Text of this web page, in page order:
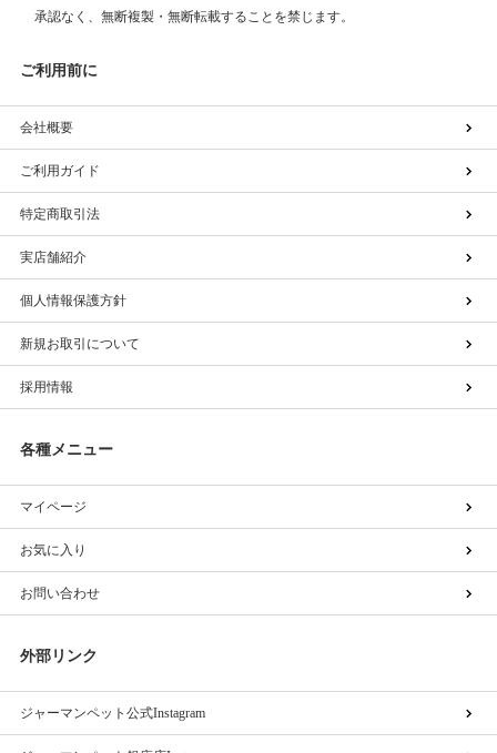
承認なく、無断複製・無断転載することを禁じます。
ご利用前に
会社概要
ご利用ガイド
特定商取引法
実店舗紹介
個人情報保護方針
新規お取引について
採用情報
各種メニュー
マイページ
お気に入り
お問い合わせ
外部リンク
ジャーマンペット公式Instagram